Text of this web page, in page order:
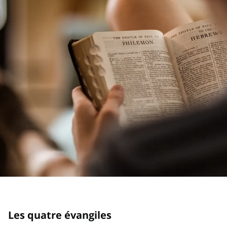
Les quatre évangiles